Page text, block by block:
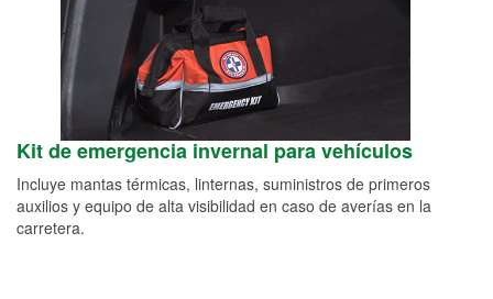
Kit de emergencia invernal para vehículos
Incluye mantas térmicas, linternas, suministros de primeros
auxilios y equipo de alta visibilidad en caso de averías en la
carretera.